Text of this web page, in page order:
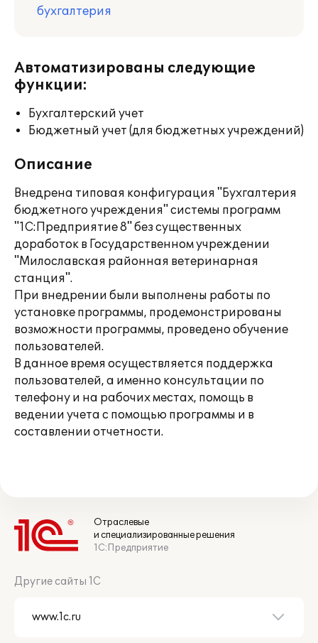
бухгалтерия
Автоматизированы следующие
функции:
Бухгалтерский учет
Бюджетный учет (для бюджетных учреждений)
Описание
Внедрена типовая конфигурация "Бухгалтерия
бюджетного учреждения" системы программ
"1С:Предприятие 8" без существенных
доработок в Государственном учреждении
"Милославская районная ветеринарная
станция".
При внедрении были выполнены работы по
установке программы, продемонстрированы
возможности программы, проведено обучение
пользователей.
В данное время осуществляется поддержка
пользователей, а именно консультации по
телефону и на рабочих местах, помощь в
ведении учета с помощью программы и в
составлении отчетности.
Отраслевые
и специализированные решения
1С:Предприятие
Другие сайты 1С